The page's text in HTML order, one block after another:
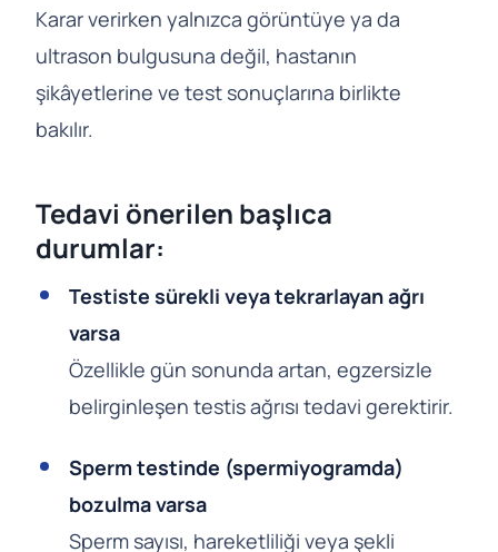
Karar verirken yalnızca görüntüye ya da
ultrason bulgusuna değil, hastanın
şikâyetlerine ve test sonuçlarına birlikte
bakılır.
Tedavi önerilen başlıca
durumlar:
Testiste sürekli veya tekrarlayan ağrı
varsa
Özellikle gün sonunda artan, egzersizle
belirginleşen testis ağrısı tedavi gerektirir.
Sperm testinde (spermiyogramda)
bozulma varsa
Sperm sayısı, hareketliliği veya şekli